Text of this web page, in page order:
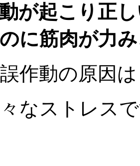
が起こり正
に筋肉が力
作動の原因
なストレス